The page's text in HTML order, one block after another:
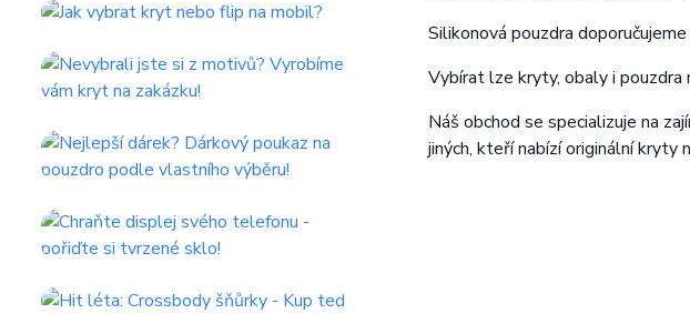
Silikonová pouzdra
Vybírat lze kryty, obaly i
Náš obchod se specializuje na
jiných, kteří nabízí originální